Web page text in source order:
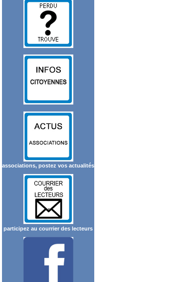
associations, postez vos actualités
participez au courrier des lecteurs